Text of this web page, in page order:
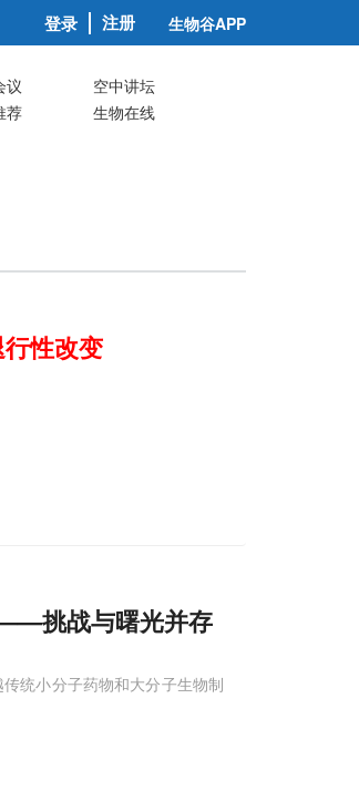
登录 注册 生物谷APP
议
空中讲坛
荐
生物在线
性改变
挑战与曙光并存
统小分子药物和大分子生物制